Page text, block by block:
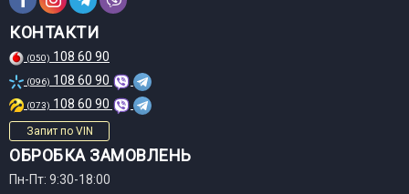
КОНТАКТИ
(050) 108 60 90
(096) 108 60 90
(073) 108 60 90
Запит по VIN
ОБРОБКА ЗАМОВЛЕНЬ
Пн-Пт: 9:30-18:00